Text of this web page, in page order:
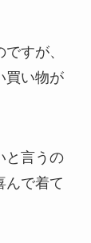
すが、
買い物が
と言うの
んで着て